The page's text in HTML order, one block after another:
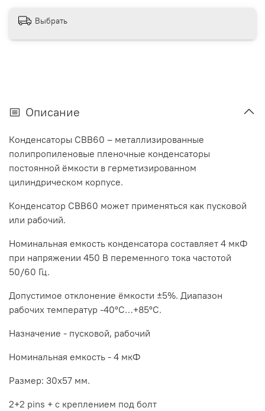
Выбрать
Описание
Конденсаторы CBB60 – металлизированные
полипропиленовые пленочные конденсаторы
постоянной ёмкости в герметизированном
цилиндрическом корпусе.
Конденсатор CBB60 может применяться как пусковой
или рабочий.
Номинальная емкость конденсатора составляет 4 мкФ
при напряжении 450 В переменного тока частотой
50/60 Гц.
Допустимое отклонение ёмкости ±5%. Диапазон
рабочих температур -40°С…+85°С.
Назначение - пусковой, рабочий
Номинальная емкость - 4 мкФ
Размер: 30x57 мм.
2+2 pins + с креплением под болт